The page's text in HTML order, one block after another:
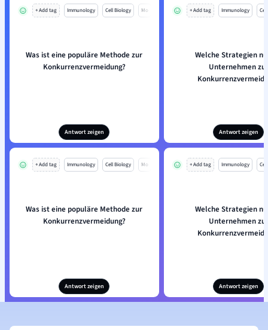
+ Add tag Immunology Cell Biology Mo
Was ist eine populäre Methode zur
Konkurrenzvermeidung?
Antwort zeigen
+ Add tag Immunology
Welche Strategien
Unternehmen zur
Antwort zeigen
+ Add tag Immunology Cell Biology Mo
Was ist eine populäre Methode zur
Konkurrenzvermeidung?
Antwort zeigen
+ Add tag Immunology
Welche Strategien
Unternehmen zur
Antwort zeigen